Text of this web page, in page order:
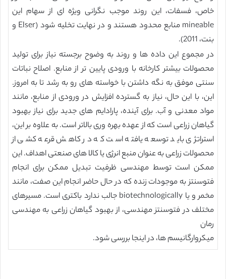
خاص، فسفات، این روند موجب نگرانی ویژه ای از سهام این
mineable منابع محدود هستند و در نهایت تخلیه شود (Elser و
بنت، 2011).
در مجموع این داده ها و روند به وضوح برجسته نیاز برای تولید
محصولات بیشتر کارخانه با ورودی پایین تر از منابع. اصلاح نباتات
سنتی موفق به نگه داشتن با خواسته های رو به رشد تا به امروز.
این، با این حال، نیاز به گسترده افزایش در ورودی از منابع، مانند
مواد معدنی و آب. برای آینده، پارادایم های جدید برای نیاز بهبود
گیاهان زراعی است که از عهده بهره وری بالاتر است. به علاوه بر این،
استراتژی باید توسعه یافته است که در کاهش قرعه کشی از
محصولات زراعی به عنوان منبع انرژی یا کالا های صنعتی اهداف. این
ممکن است توسط مهندسی ظرفیت تبدیل ممکن برای انجام
فتوسنتز به موجودات زنده که در حال حاضر انجام این صفت، مانند
مخمر و یا biotechnologically جالب ندارد باکتری است. مسیرهای
مختلف در فتوسنتز مهندسی، از بهبود گیاهان زراعی به مهندسی
رمان
میکروارگانیسم ها، در اینجا بررسی شود.